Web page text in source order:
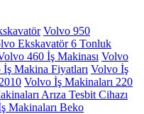
Volvo 950
Ekskavatör 6 Tonluk
460 İş Makinası Volvo
Makina Fiyatları Volvo İş
Volvo İş Makinaları 220
Arıza Tesbit Cihazı
Makinaları Beko